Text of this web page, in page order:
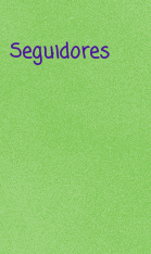
Seguidores